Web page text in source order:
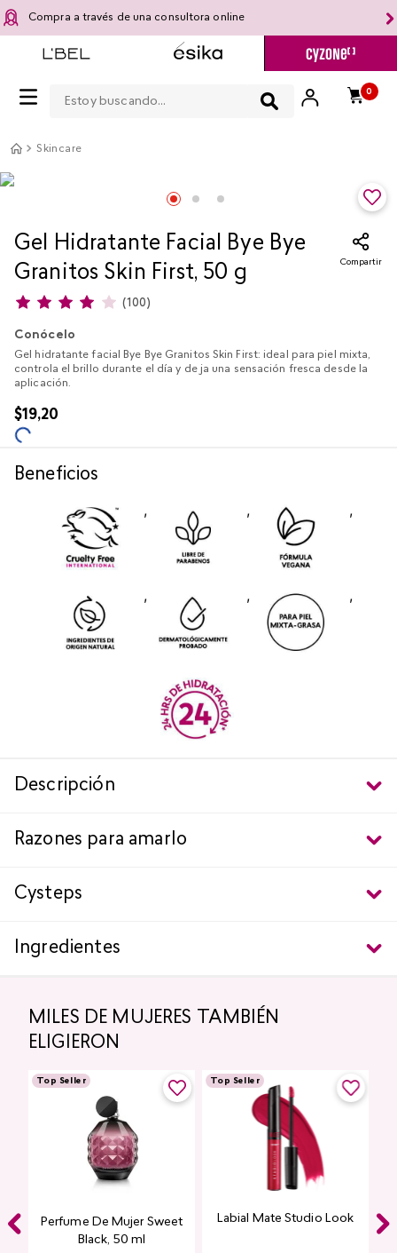
Compra a través de una consultora online
0
Skincare
Gel Hidratante Facial Bye Bye
Granitos Skin First, 50 g
Compartir
(100)
Conócelo
Gel hidratante facial Bye Bye Granitos Skin First: ideal para piel mixta,
controla el brillo durante el día y de ja una sensación fresca desde la
aplicación.
$19,20
Beneficios
,
, ,
, , ,
Descripción
Razones para amarlo
Cysteps
Ingredientes
MILES DE MUJERES TAMBIÉN
ELIGIERON
Top Seller
Perfume De Mujer Sweet
Black, 50 ml
Top Seller
Labial Mate Studio Look